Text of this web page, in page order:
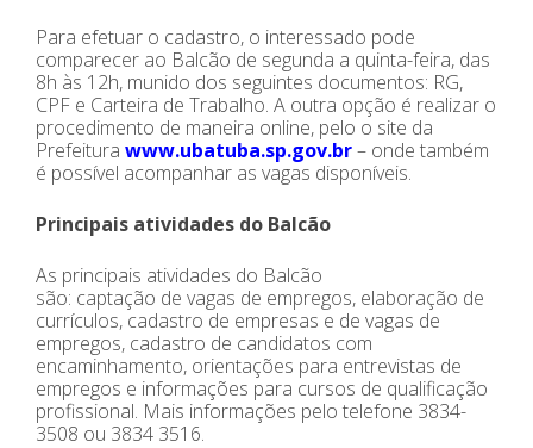
Para efetuar o cadastro, o interessado pode
comparecer ao Balcão de segunda a quinta-feira, das
8h às 12h, munido dos seguintes documentos: RG,
CPF e Carteira de Trabalho. A outra opção é realizar o
procedimento de maneira online, pelo o site da
Prefeitura www.ubatuba.sp.gov.br– onde também
é possível acompanhar as vagas disponíveis.
Principais atividades do Balcão
As principais atividades do Balcão
são: captação de vagas de empregos, elaboração de
currículos, cadastro de empresas e de vagas de
empregos, cadastro de candidatos com
encaminhamento, orientações para entrevistas de
empregos e informações para cursos de qualificação
profissional. Mais informações pelo telefone 3834-
3508 ou 3834 3516.